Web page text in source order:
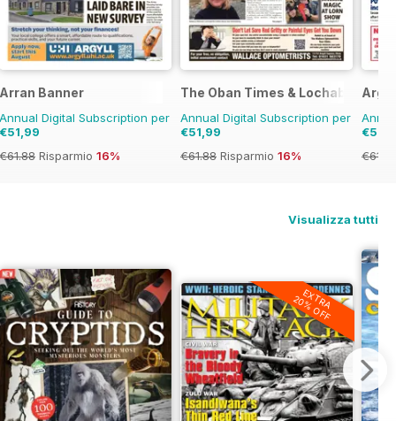
Arran Banner
Annual Digital Subscription per
€51,99
€61.88 Risparmio 16%
The Oban Times & Lochaber
Annual Digital Subscription per
€51,99
€61.88 Risparmio 16%
Visualizza tutti
EXTRA
20% OFF